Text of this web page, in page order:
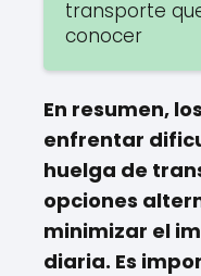
transporte
conocer
En resumen,
enfrentar
huelga de
opciones
minimizar el
diaria. Es